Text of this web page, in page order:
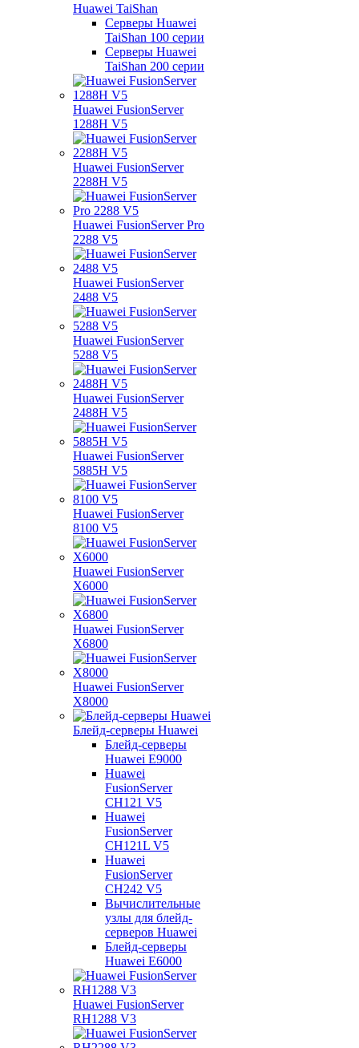
Huawei TaiShan
Серверы Huawei
TaiShan 100 серии
Серверы Huawei
TaiShan 200 серии
Huawei FusionServer
1288H V5
Huawei FusionServer
2288H V5
Huawei FusionServer Pro
2288 V5
Huawei FusionServer
2488 V5
Huawei FusionServer
5288 V5
Huawei FusionServer
2488H V5
Huawei FusionServer
5885H V5
Huawei FusionServer
8100 V5
Huawei FusionServer
X6000
Huawei FusionServer
X6800
Huawei FusionServer
X8000
Блейд-серверы Huawei
Блейд-серверы
Huawei E9000
Huawei
FusionServer
CH121 V5
Huawei
FusionServer
CH121L V5
Huawei
FusionServer
CH242 V5
Вычислительные
узлы для блейд-
серверов Huawei
Блейд-серверы
Huawei E6000
Huawei FusionServer
RH1288 V3